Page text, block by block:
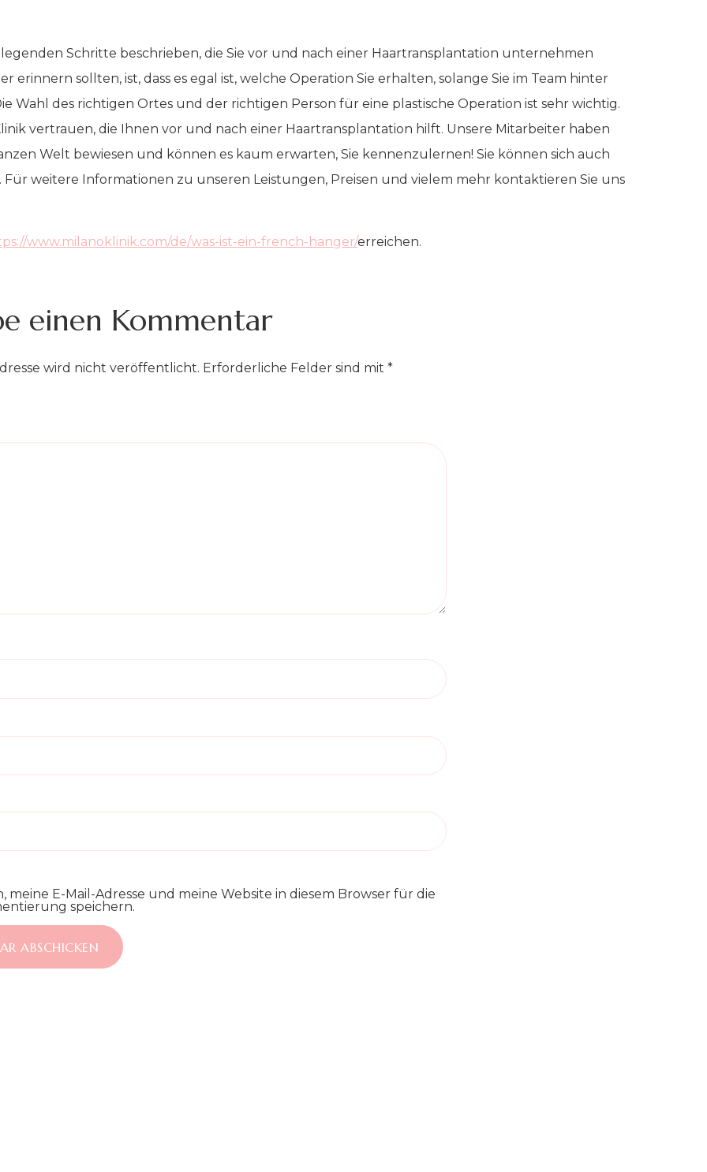
Schritte beschrieben, die Sie vor und nach einer Haartransplantation unternehmen
erinnern sollten, ist, dass es egal ist, welche Operation Sie erhalten, solange Sie im Team hinter
Wahl des richtigen Ortes und der richtigen Person für eine plastische Operation ist sehr wichtig.
vertrauen, die Ihnen vor und nach einer Haartransplantation hilft. Unsere Mitarbeiter haben
Welt bewiesen und können es kaum erwarten, Sie kennenzulernen! Sie können sich auch
Für weitere Informationen zu unseren Leistungen, Preisen und vielem mehr kontaktieren Sie uns
www.milanoklinik.com/de/was-ist-ein-french-hanger/erreichen.
einen Kommentar
wird nicht veröffentlicht. Erforderliche Felder sind mit *
meine E-Mail-Adresse und meine Website in diesem Browser für die
speichern.